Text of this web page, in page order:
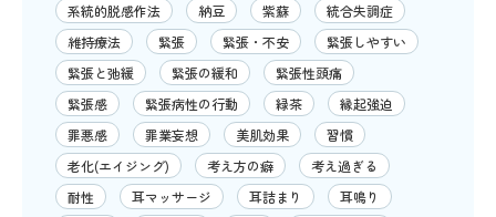
系統的脱感作法
納豆 紫蘇
統合失調症
維持療法
緊張 緊張・不安
緊張しやすい
緊張と弛緩
緊張の緩和
緊張性頭痛
緊張感
緊張病性の行動 緑茶
縁起強迫
罪悪感
罪業妄想 美肌効果
習慣
老化(エイジング)
考え方の癖
考え過ぎる
耐性
耳マッサージ 耳詰まり
耳鳴り